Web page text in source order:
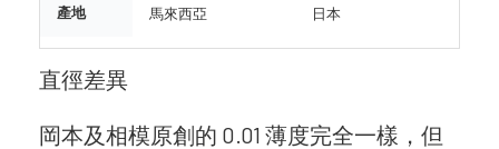
產地 馬來西亞 日本
直徑差異
岡本及相模原創的 0.01 薄度完全一樣，但